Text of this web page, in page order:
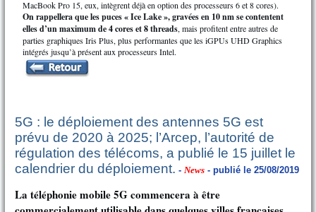
MacBook Pro 15, eux, intègrent déjà en option des processeurs 6 et 8 cores).
On rappellera que les puces « Ice Lake », gravées en 10 nm se contentent
elles d’un maximum de 4 cores et 8 threads, mais profitent entre autres de
parties graphiques Iris Plus, plus performantes que les iGPUs UHD Graphics
intégrés jusqu’à présent aux processeurs Intel.
5G : le déploiement des antennes 5G est
prévu de 2020 à 2025; l’Arcep, l’autorité de
régulation des télécoms, a publié le 15 juillet le
calendrier du déploiement. - News - publié le 25/08/2019
La téléphonie mobile 5G commencera à être